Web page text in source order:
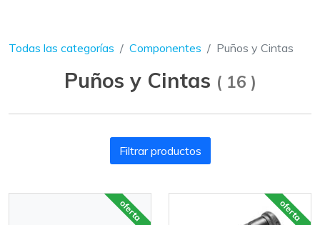
Todas las categorías Componentes Puños y Cintas
Puños y Cintas ( 16 )
Filtrar productos
oferta oferta